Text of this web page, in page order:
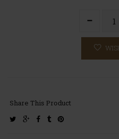
Share This Product
twittergoogle-facebook
tumblrpinterest